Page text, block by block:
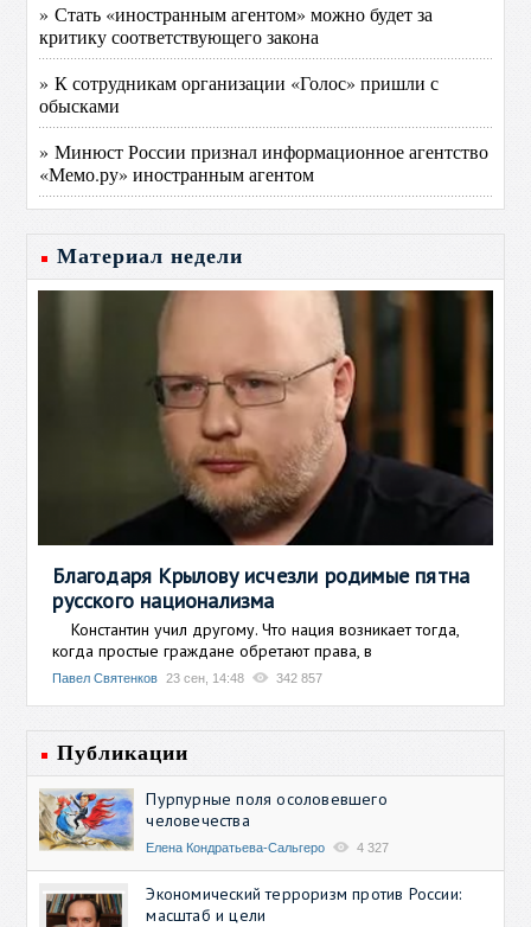
» Стать «иностранным агентом» можно будет за
критику соответствующего закона
» К сотрудникам организации «Голос» пришли с
обысками
» Минюст России признал информационное агентство
«Мемо.ру» иностранным агентом
Материал недели
Благодаря Крылову исчезли родимые пятна
русского национализма
Константин учил другому. Что нация возникает тогда,
когда простые граждане обретают права, в
Павел Святенков 23 сен, 14:48 342 857
Публикации
Пурпурные поля осоловевшего
человечества
Елена Кондратьева-Сальгеро 4 327
Экономический терроризм против России:
масштаб и цели